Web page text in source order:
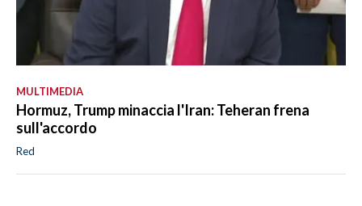
MULTIMEDIA
Hormuz, Trump minaccia l'Iran: Teheran frena
sull'accordo
Red